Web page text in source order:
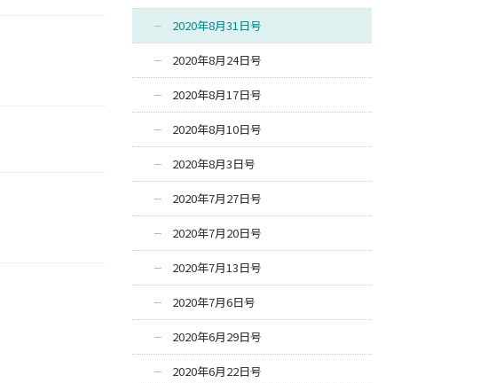
2020年8月31日号
2020年8月24日号
2020年8月17日号
2020年8月10日号
2020年8月3日号
2020年7月27日号
2020年7月20日号
2020年7月13日号
2020年7月6日号
2020年6月29日号
2020年6月22日号